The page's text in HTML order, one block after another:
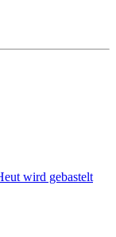
wird gebastelt